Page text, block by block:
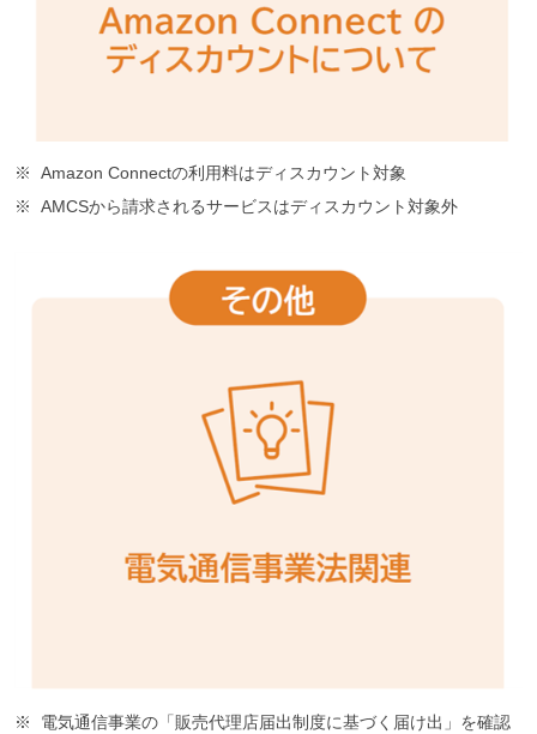
Amazon Connectの利用料はディスカウント対象
AMCSから請求されるサービスはディスカウント対象外
電気通信事業の「販売代理店届出制度に基づく届け出」を確認